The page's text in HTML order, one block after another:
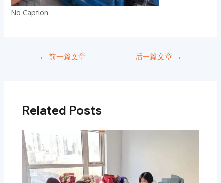
No Caption
← 前一篇文章 后一篇文章 →
Related Posts